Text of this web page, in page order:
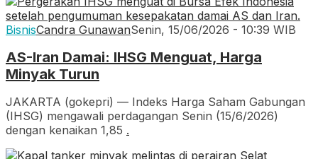
BisnisCandra GunawanSenin, 15/06/2026 - 10:39 WIB
AS-Iran Damai: IHSG Menguat, Harga
Minyak Turun
JAKARTA (gokepri) — Indeks Harga Saham Gabungan
(IHSG) mengawali perdagangan Senin (15/6/2026)
dengan kenaikan 1,85 .